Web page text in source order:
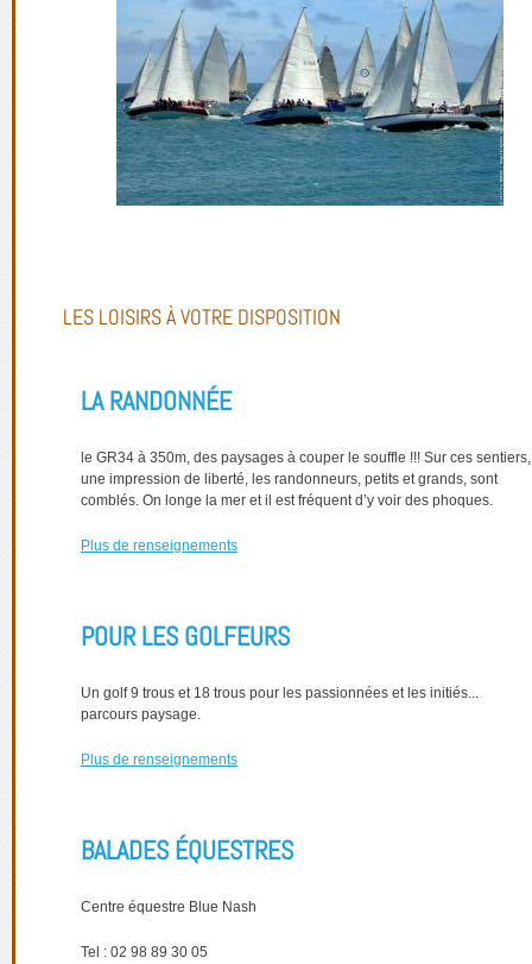
LES LOISIRS À VOTRE DISPOSITION
LA RANDONNÉE
le GR34 à 350m, des paysages à couper le souffle !!! Sur ces sentiers,
une impression de liberté, les randonneurs, petits et grands, sont
comblés. On longe la mer et il est fréquent d’y voir des phoques.
Plus de renseignements
POUR LES GOLFEURS
Un golf 9 trous et 18 trous pour les passionnées et les initiés...
parcours paysage.
Plus de renseignements
BALADES ÉQUESTRES
Centre équestre Blue Nash
Tel : 02 98 89 30 05